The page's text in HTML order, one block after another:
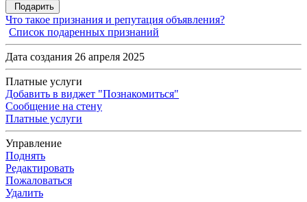
Подарить
Что такое признания и репутация объявления?
Список подаренных признаний
Дата создания 26 апреля 2025
Платные услуги
Добавить в виджет "Познакомиться"
Сообщение на стену
Платные услуги
Управление
Поднять
Редактировать
Пожаловаться
Удалить